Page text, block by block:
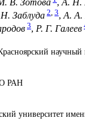
В. Зотова , А. Н.
Заблуда 2, 3,А. А.
3, Р. Г. Галеев
РАН
университет